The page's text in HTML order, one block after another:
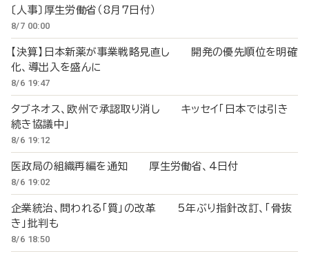
〔人事〕厚生労働省（8月7日付）
8/7 00:00
【決算】日本新薬が事業戦略見直し 開発の優先順位を明確
化、導出入を盛んに
8/6 19:47
タブネオス、欧州で承認取り消し キッセイ「日本では引き
続き協議中」
8/6 19:12
医政局の組織再編を通知 厚生労働省、4日付
8/6 19:02
企業統治、問われる「質」の改革 5年ぶり指針改訂、「骨抜
き」批判も
8/6 18:50